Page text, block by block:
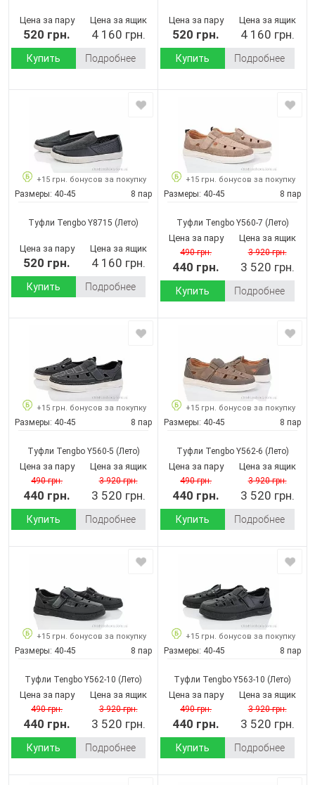
Цена за пару
520 грн.
Цена за ящик
4 160 грн.
Купить Подробнее
Цена за пару
520 грн.
Цена за ящик
4 160 грн.
Купить Подробнее
+15 грн. бонусов за покупку
Размеры: 40-45 8 пар
Туфли Tengbo Y8715 (Лето)
Цена за пару
520 грн.
Цена за ящик
4 160 грн.
Купить Подробнее
+15 грн. бонусов за покупку
Размеры: 40-45 8 пар
Туфли Tengbo Y560-7 (Лето)
Цена за пару
490 грн.
440 грн.
Цена за ящик
3 920 грн.
3 520 грн.
Купить Подробнее
+15 грн. бонусов за покупку
Размеры: 40-45 8 пар
Туфли Tengbo Y560-5 (Лето)
Цена за пару
490 грн.
440 грн.
Цена за ящик
3 920 грн.
3 520 грн.
Купить Подробнее
+15 грн. бонусов за покупку
Размеры: 40-45 8 пар
Туфли Tengbo Y562-6 (Лето)
Цена за пару
490 грн.
440 грн.
Цена за ящик
3 920 грн.
3 520 грн.
Купить Подробнее
+15 грн. бонусов за покупку
Размеры: 40-45 8 пар
Туфли Tengbo Y562-10 (Лето)
Цена за пару
490 грн.
440 грн.
Цена за ящик
3 920 грн.
3 520 грн.
Купить Подробнее
+15 грн. бонусов за покупку
Размеры: 40-45 8 пар
Туфли Tengbo Y563-10 (Лето)
Цена за пару
490 грн.
440 грн.
Цена за ящик
3 920 грн.
3 520 грн.
Купить Подробнее